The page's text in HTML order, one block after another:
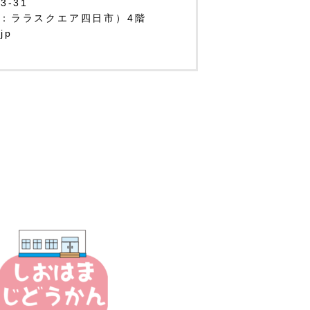
3-31
ララスクエア四日市）4階